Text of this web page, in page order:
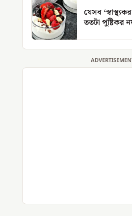
যেসব
ততটা পুষ্টিকর